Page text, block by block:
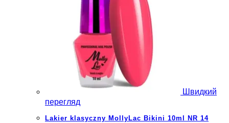
Швидкий
перегляд
Lakier klasyczny MollyLac Bikini 10ml NR 14